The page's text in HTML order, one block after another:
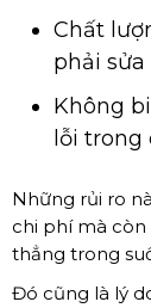
Chất
phải
Không
lỗi
Những rủi ro
chi phí mà còn
thẳng trong
Đó cũng là lý